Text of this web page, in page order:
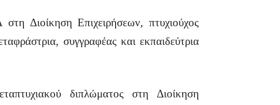
Διοίκηση Επιχειρήσεων, πτυχιούχος
συγγραφέας και εκπαιδεύτρια
διπλώματος στη Διοίκηση